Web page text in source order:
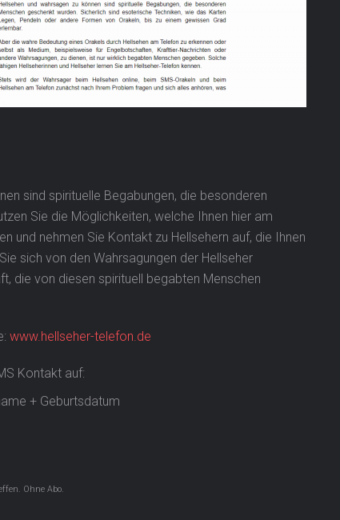
sind spirituelle Begabungen, die besonderen
Sie die Möglichkeiten, welche Ihnen hier am
und nehmen Sie Kontakt zu Hellsehern auf, die Ihnen
sich von den Wahrsagungen der Hellseher
die von diesen spirituell begabten Menschen
www.hellseher-telefon.de
Kontakt auf:
+ Geburtsdatum
Ohne Abo.